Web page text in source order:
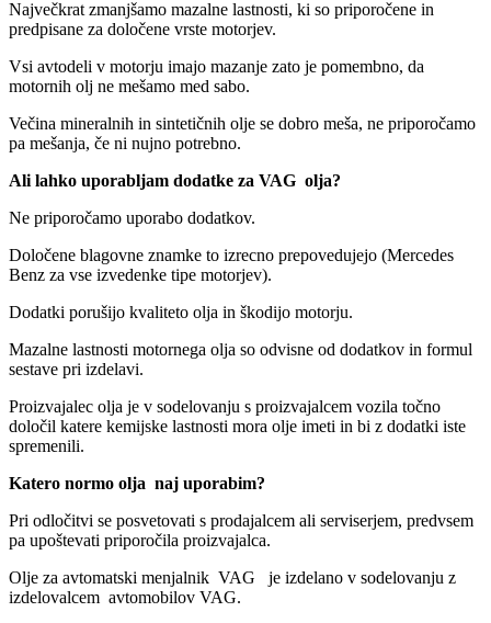
Največkrat zmanjšamo mazalne lastnosti, ki so priporočene in
predpisane za določene vrste motorjev.
Vsi avtodeli v motorju imajo mazanje zato je pomembno, da
motornih olj ne mešamo med sabo.
Večina mineralnih in sintetičnih olje se dobro meša, ne priporočamo
pa mešanja, če ni nujno potrebno.
Ali lahko uporabljam dodatke za VAG olja?
Ne priporočamo uporabo dodatkov.
Določene blagovne znamke to izrecno prepovedujejo (Mercedes
Benz za vse izvedenke tipe motorjev).
Dodatki porušijo kvaliteto olja in škodijo motorju.
Mazalne lastnosti motornega olja so odvisne od dodatkov in formul
sestave pri izdelavi.
Proizvajalec olja je v sodelovanju s proizvajalcem vozila točno
določil katere kemijske lastnosti mora olje imeti in bi z dodatki iste
spremenili.
Katero normo olja naj uporabim?
Pri odločitvi se posvetovati s prodajalcem ali serviserjem, predvsem
pa upoštevati priporočila proizvajalca.
Olje za avtomatski menjalnik VAG je izdelano v sodelovanju z
izdelovalcem avtomobilov VAG.